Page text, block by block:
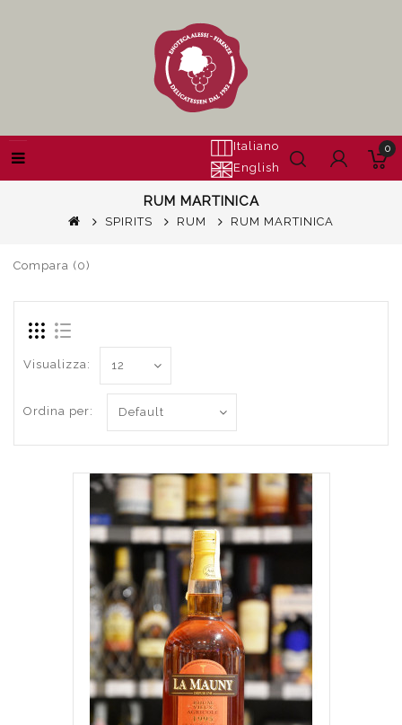
Italiano
English
0
RUM MARTINICA
SPIRITS RUM RUM MARTINICA
Compara (0)
Visualizza:
Ordina per: